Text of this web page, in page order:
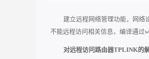
建立远程网络管理功能，网络
不能远程访问相关信息，编译通过
对远程访问路由器TPLINK的解